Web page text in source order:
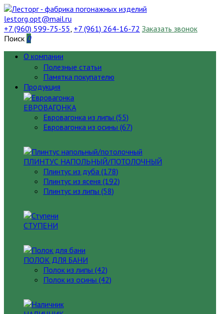
lestorg.opt@mail.ru
+7 (960) 599-75-55, +7 (961) 264-16-72 Заказать звонок
Поиск 0
О компании
Полезные статьи
Памятка покупателю
Продукция
ЕВРОВАГОНКА
Евровагонка из липы (55)
Евровагонка из осины (67)
ПЛИНТУС НАПОЛЬНЫЙ/ПОТОЛОЧНЫЙ
Плинтус из дуба (178)
Плинтус из ясеня (192)
Плинтус из липы (58)
СТУПЕНИ
ПОЛОК ДЛЯ БАНИ
Полок из липы (42)
Полок из осины (42)